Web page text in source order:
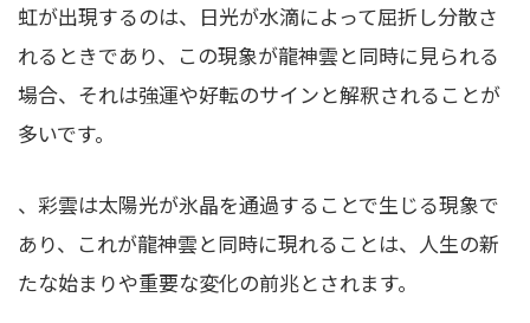
虹が出現するのは、日光が水滴によって屈折し分散さ
れるときであり、この現象が龍神雲と同時に見られる
場合、それは強運や好転のサインと解釈されることが
多いです。
、彩雲は太陽光が氷晶を通過することで生じる現象で
あり、これが龍神雲と同時に現れることは、人生の新
たな始まりや重要な変化の前兆とされます。